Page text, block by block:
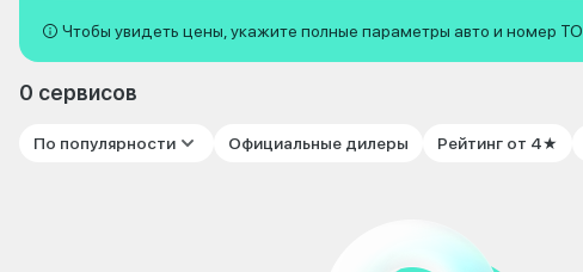
Чтобы увидеть цены, укажите полные параметры авто и номер ТО
0 сервисов
По популярности Официальные дилеры Рейтинг от 4★